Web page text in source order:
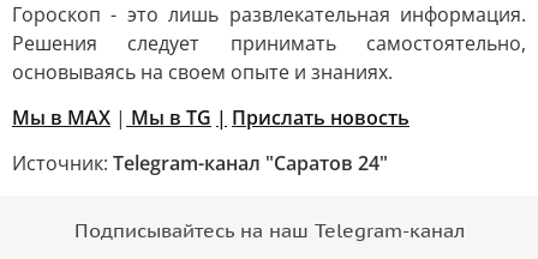
Гороскоп - это лишь развлекательная информация.
Решения следует принимать самостоятельно,
основываясь на своем опыте и знаниях.
Мы в MAX | Мы в TG | Прислать новость
Источник: Telegram-канал "Саратов 24"
Подписывайтесь на наш Telegram-канал